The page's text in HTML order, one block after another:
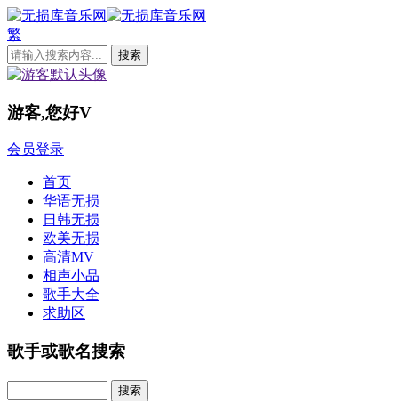
繁
游客,您好V
会员登录
首页
华语无损
日韩无损
欧美无损
高清MV
相声小品
歌手大全
求助区
歌手或歌名搜索